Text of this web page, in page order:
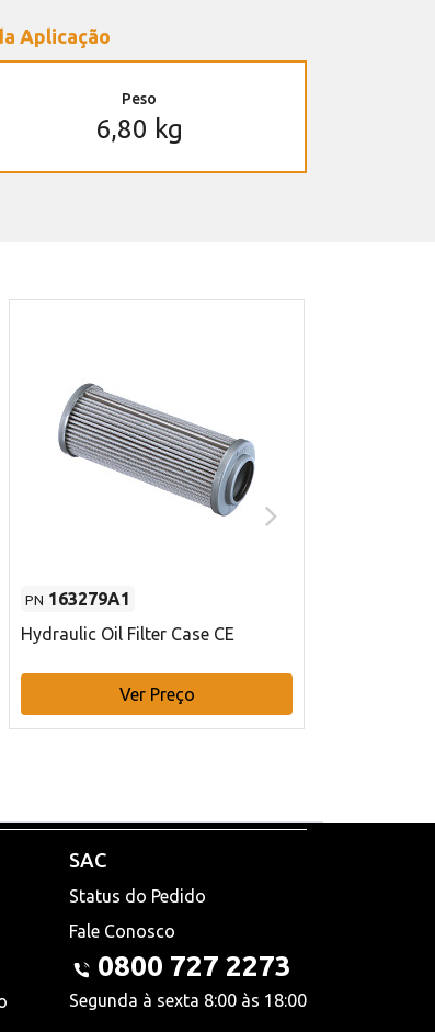
Aplicação
Peso
6,80 kg
PN 163279A1
Hydraulic Oil Filter Case CE
Ver Preço
SAC
Status do Pedido
Fale Conosco
0800 727 2273
Segunda à sexta 8:00 às 18:00